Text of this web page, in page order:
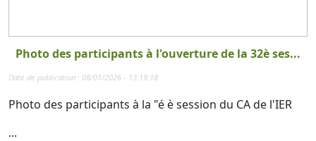
Photo des participants à l'ouverture de la 32è ses...
Date de publication : 08/01/2026 - 13:19:18
Photo des participants à la "é è session du CA de l'IER
...